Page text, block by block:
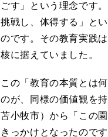
ごす」という理念です
挑戦し、体得する」と
のです。その教育実践
核に据えていました。
この「教育の本質とは
のが、同様の価値観を
苫小牧市）から「この
きっかけとなったのです